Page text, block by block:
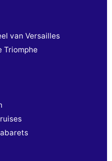
van Versailles
Triomphe